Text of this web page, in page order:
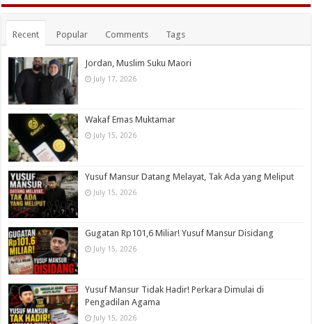
Recent Popular Comments Tags
Jordan, Muslim Suku Maori
July 17, 2026
Wakaf Emas Muktamar
July 15, 2026
Yusuf Mansur Datang Melayat, Tak Ada yang Meliput
July 15, 2026
Gugatan Rp101,6 Miliar! Yusuf Mansur Disidang
July 15, 2026
Yusuf Mansur Tidak Hadir! Perkara Dimulai di
Pengadilan Agama
July 15, 2026